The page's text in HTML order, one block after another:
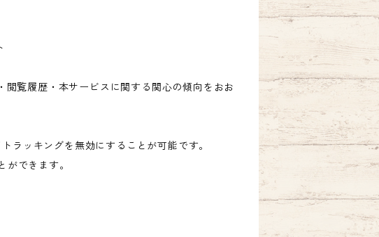
覧履歴・本サービスに関する関心の傾向をおお
ラッキングを無効にすることが可能です。
できます。